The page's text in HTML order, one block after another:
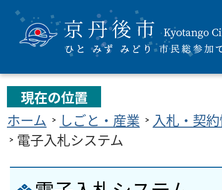
現在の位置
ホーム
しごと・産業
入札・契
電子入札システム